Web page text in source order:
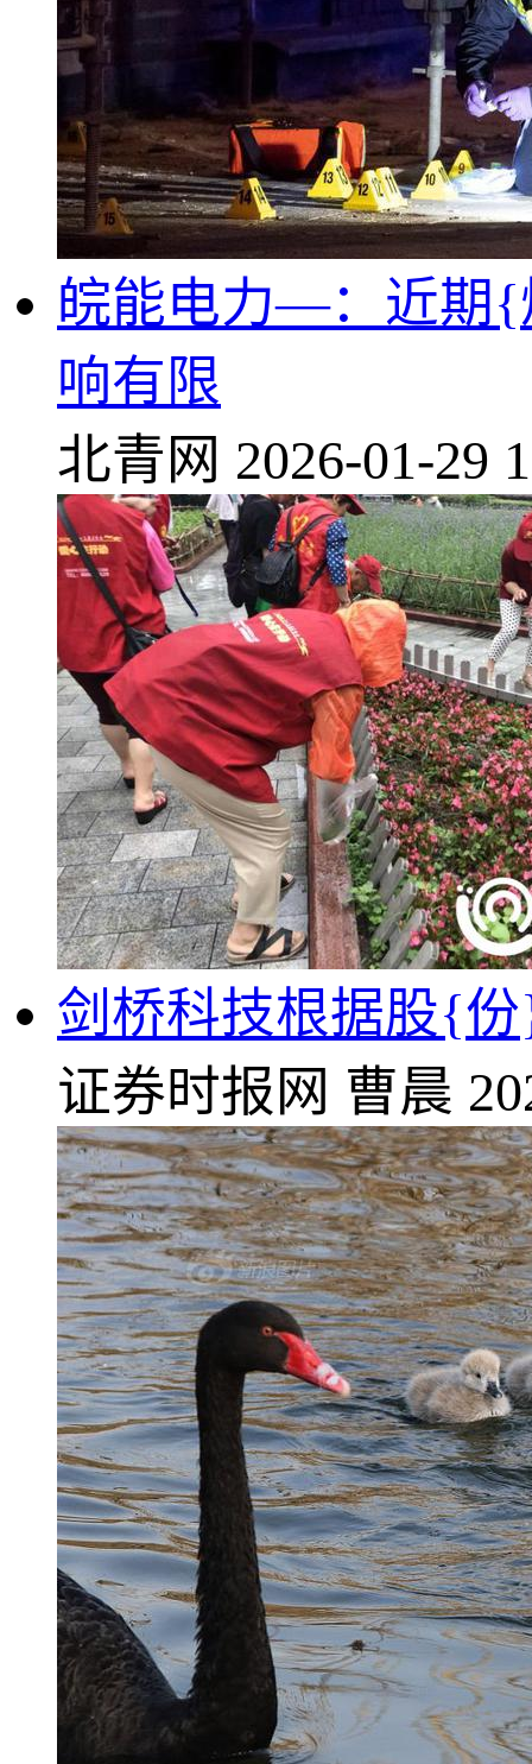
皖能电力—：近期{
响有限
北青网 2026-01-29
剑桥科技根据股{
证券时报网 曹晨